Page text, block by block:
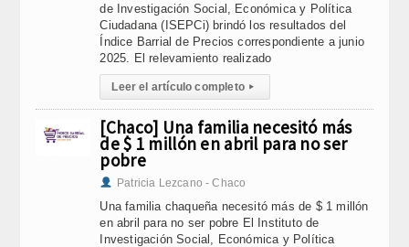
de Investigación Social, Económica y Política
Ciudadana (ISEPCi) brindó los resultados del
Índice Barrial de Precios correspondiente a junio
2025. El relevamiento realizado
Leer el artículo completo ▸
[Chaco] Una familia necesitó más
de $ 1 millón en abril para no ser
pobre
Patricia Lezcano - Chaco
Una familia chaqueña necesitó más de $ 1 millón
en abril para no ser pobre El Instituto de
Investigación Social, Económica y Política